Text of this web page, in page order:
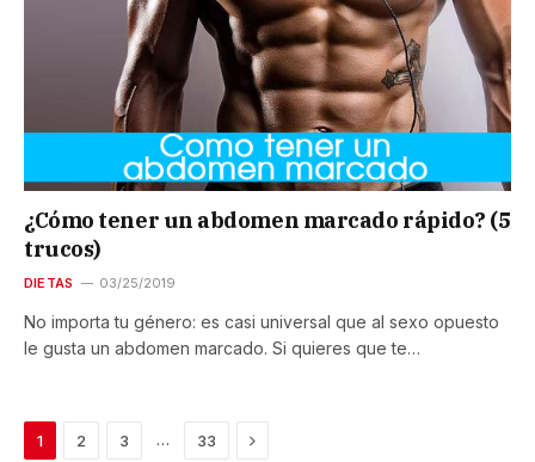
¿Cómo tener un abdomen marcado rápido? (5
trucos)
DIETAS 03/25/2019
No importa tu género: es casi universal que al sexo opuesto
le gusta un abdomen marcado. Si quieres que te…
1 2 3 … 33 Next